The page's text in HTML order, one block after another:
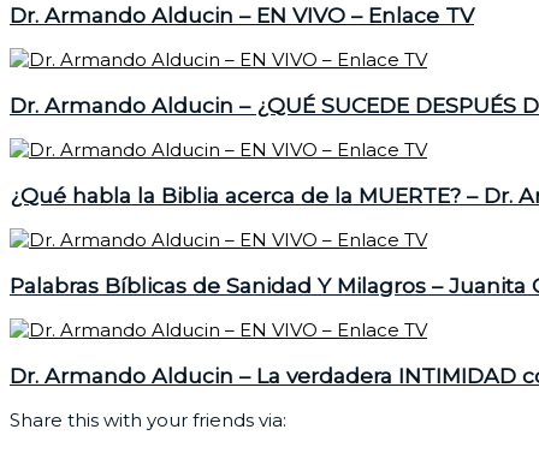
Dr. Armando Alducin – EN VIVO – Enlace TV
Dr. Armando Alducin – ¿QUÉ SUCEDE DESPUÉS
¿Qué habla la Biblia acerca de la MUERTE? – Dr.
Palabras Bíblicas de Sanidad Y Milagros – Juanita
Dr. Armando Alducin – La verdadera INTIMIDAD
Share this with your friends via: